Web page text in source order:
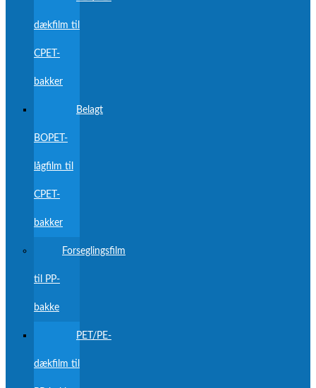
dækfilm til
CPET-
bakker
Belagt
BOPET-
lågfilm til
CPET-
bakker
Forseglingsfilm
til PP-
bakke
PET/PE-
dækfilm til